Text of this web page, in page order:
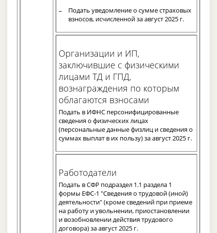
Подать уведомление о сумме страховых
взносов, исчисленной за август 2025 г.
Организации и ИП,
заключившие с физическими
лицами ТД и ГПД,
вознаграждения по которым
облагаются взносами
Подать в ИФНС персонифицированные
сведения о физических лицах
(персональные данные физлиц и сведения о
суммах выплат в их пользу) за август 2025 г.
Работодатели
Подать в СФР подраздел 1.1 раздела 1
формы ЕФС-1 "Сведения о трудовой (иной)
деятельности" (кроме сведений при приеме
на работу и увольнении, приостановлении
и возобновлении действия трудового
договора) за август 2025 г.